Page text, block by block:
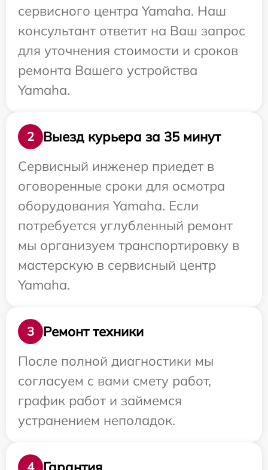
сервисного центра Yamaha. Наш
консультант ответит на Ваш запрос
для уточнения стоимости и сроков
ремонта Вашего устройства
Yamaha.
2
Выезд курьера за 35 минут
Сервисный инженер приедет в
оговоренные сроки для осмотра
оборудования Yamaha. Если
потребуется углубленный ремонт
мы организуем транспортировку в
мастерскую в сервисный центр
Yamaha.
3
Ремонт техники
После полной диагностики мы
согласуем с вами смету работ,
график работ и займемся
устранением неполадок.
4